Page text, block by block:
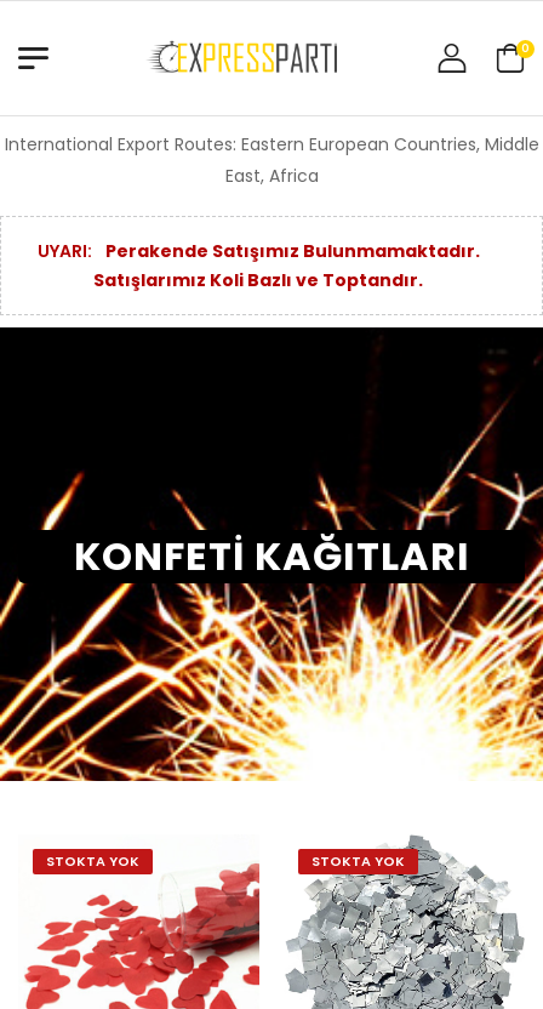
0
International Export Routes: Eastern European Countries, Middle
East, Africa
UYARI:
Perakende Satışımız Bulunmamaktadır.
Satışlarımız Koli Bazlı ve Toptandır.
KONFETI KAĞITLARI
STOKTA YOK STOKTA YOK